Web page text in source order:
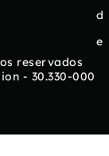
d
e
reservados
- 30.330-000